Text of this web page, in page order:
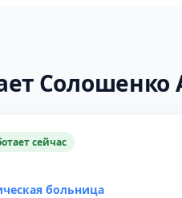
Солошенко
сейчас
больница